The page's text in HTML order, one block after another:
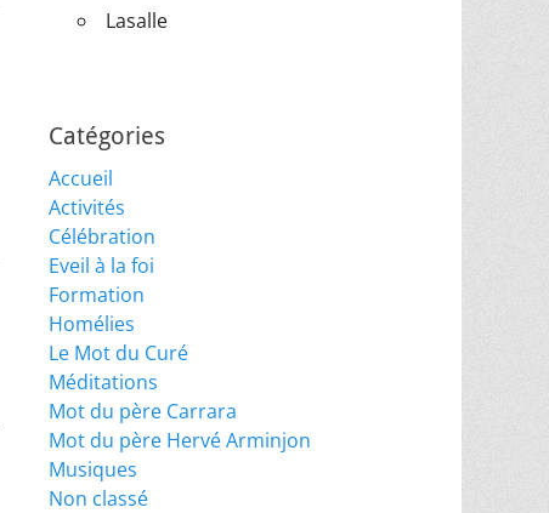
Lasalle
Catégories
Accueil
Activités
Célébration
Eveil à la foi
Formation
Homélies
Le Mot du Curé
Méditations
Mot du père Carrara
Mot du père Hervé Arminjon
Musiques
Non classé